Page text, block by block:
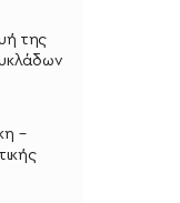
της
–